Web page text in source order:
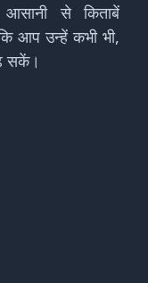
से किताबें
आप उन्हें कभी भी,
सकें।